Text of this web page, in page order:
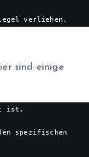
verliehen.
sind einige
ist.
spezifischen